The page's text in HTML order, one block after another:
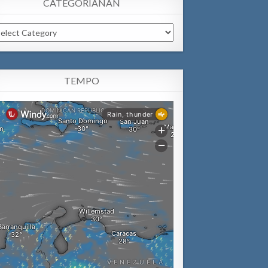
CATEGORIANAN
TEMPO